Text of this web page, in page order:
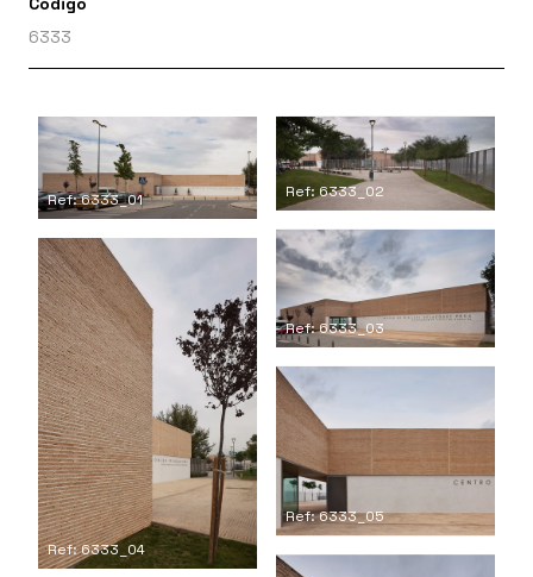
6333
Ref: 6333_01 Ref: 6333_02
Ref: 6333_03
Ref: 6333_04
Ref: 6333_05